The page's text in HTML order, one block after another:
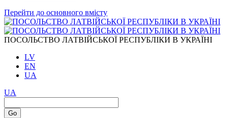
Перейти до основного вмісту
ПОСОЛЬСТВО ЛАТВІЙСЬКОЇ РЕСПУБЛІКИ В УКРАЇНІ
LV
EN
UA
UA
Go